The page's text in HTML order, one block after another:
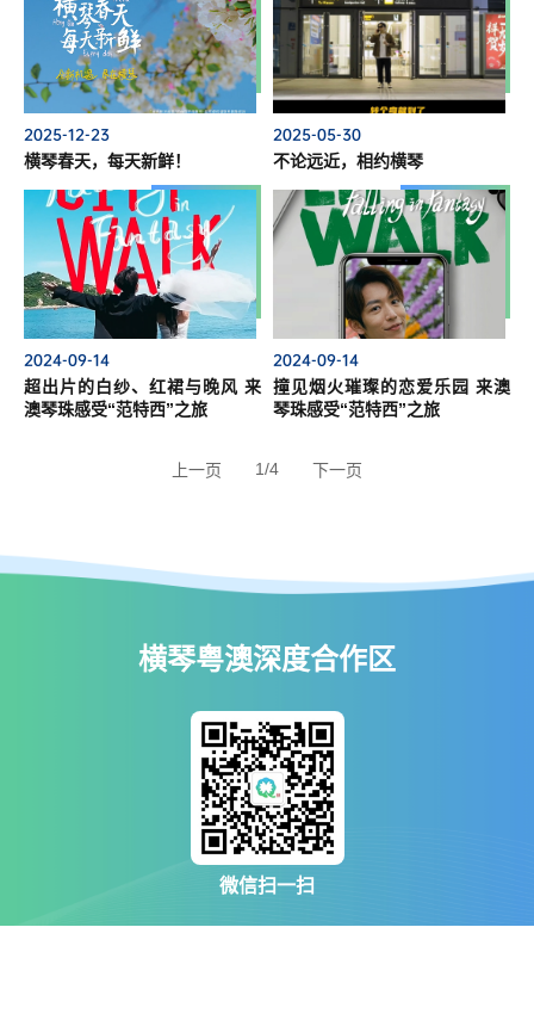
2025-12-23
横琴春天，每天新鲜！
2025-05-30
不论远近，相约横琴
2024-09-14
超出片的白纱、红裙与晚风 来
澳琴珠感受“范特西”之旅
2024-09-14
撞见烟火璀璨的恋爱乐园 来澳
琴珠感受“范特西”之旅
上一页 1/4 下一页
横琴粤澳深度合作区
微信扫一扫